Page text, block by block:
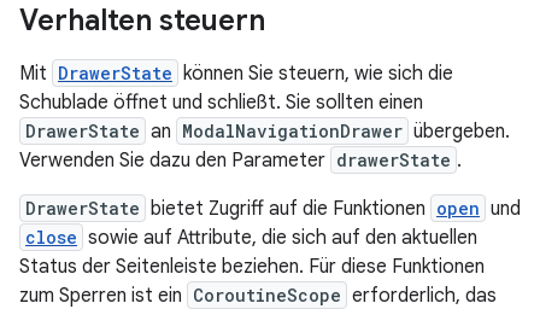
Verhalten steuern
Mit DrawerState
können Sie steuern, wie sich die
Schublade öffnet und schließt. Sie sollten einen
DrawerState an ModalNavigationDrawer übergeben.
Verwenden Sie dazu den Parameter drawerState .
DrawerState bietet Zugriff auf die Funktionen open und
close sowie auf Attribute, die sich auf den aktuellen
Status der Seitenleiste beziehen. Für diese Funktionen
zum Sperren ist ein CoroutineScope erforderlich, das